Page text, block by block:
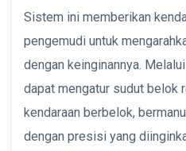
Sistem ini memberikan
pengemudi untuk
dengan keinginannya.
dapat mengatur sudut belok
kendaraan berbelok,
dengan presisi yang